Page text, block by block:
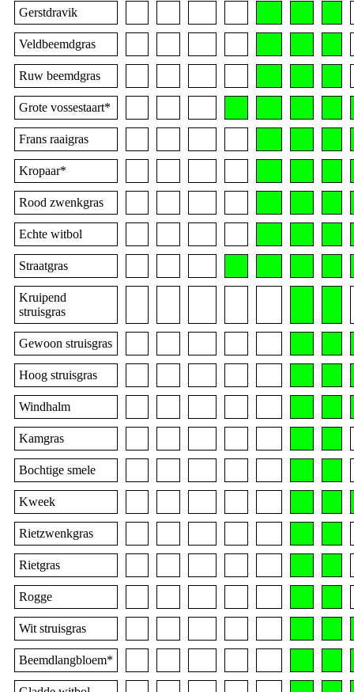
Gerstdravik
Veldbeemdgras
Ruw beemdgras
Grote vossestaart*
Frans raaigras
Kropaar*
Rood zwenkgras
Echte witbol
Straatgras
Kruipend
struisgras
Gewoon struisgras
Hoog struisgras
Windhalm
Kamgras
Bochtige smele
Kweek
Rietzwenkgras
Rietgras
Rogge
Wit struisgras
Beemdlangbloem*